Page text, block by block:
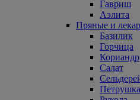
Гавриш
Аэлита
Пряные и
Базилик
Горчица
Кориандр
Салат
Петрушка